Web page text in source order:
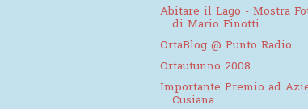
Abitare il Lago - Mostra
di Mario Finotti
OrtaBlog @ Punto Radio
Ortautunno 2008
Importante Premio ad
Cusiana